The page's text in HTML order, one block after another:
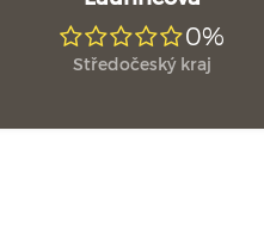
0%
Středočeský kraj